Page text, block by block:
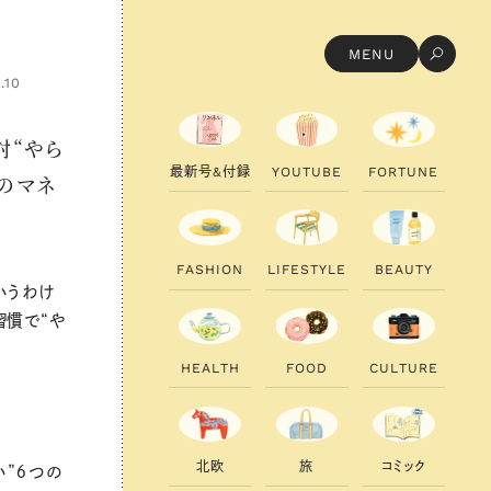
MENU
“やら
マネ
うわけ
慣で“や
”６つの
最新号&付録 YOUTU B E FORTU N E
FAS H ION LI FESTYLE B EAUTY
H EALTH FOOD CU LTU RE
北欧 旅 コ ミ ック